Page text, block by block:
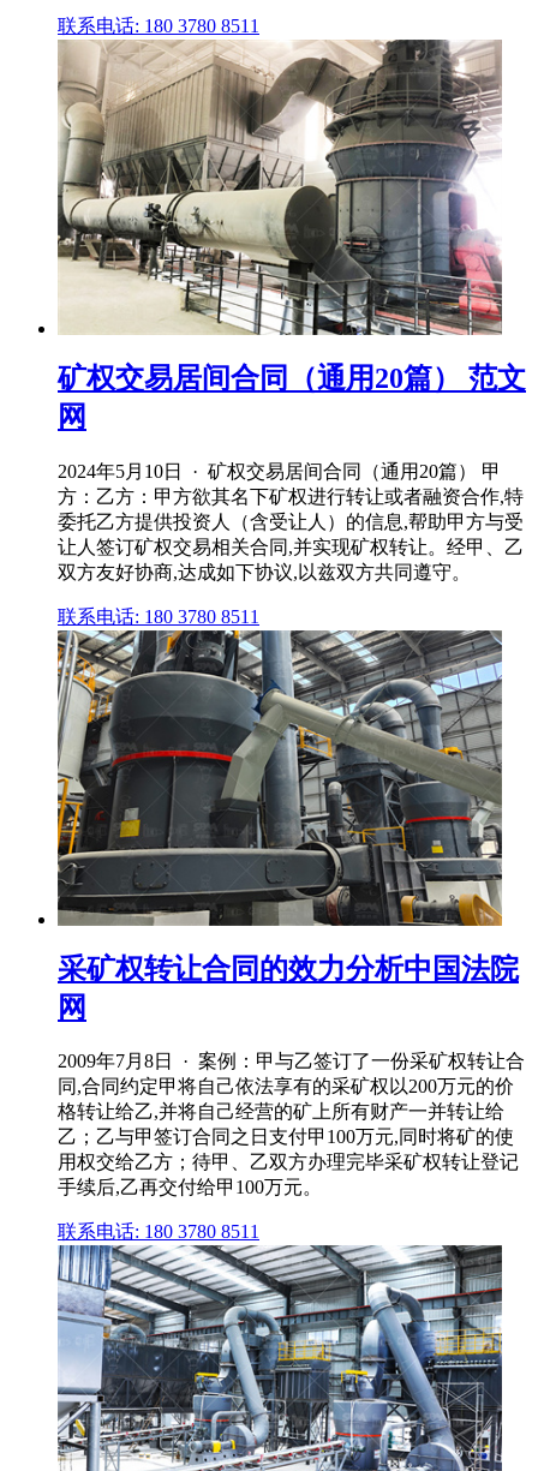
联系电话: 180 3780 8511
矿权交易居间合同（通用20篇） 范文
网
2024年5月10日 · 矿权交易居间合同（通用20篇） 甲
方：乙方：甲方欲其名下矿权进行转让或者融资合作,特
委托乙方提供投资人（含受让人）的信息,帮助甲方与受
让人签订矿权交易相关合同,并实现矿权转让。经甲、乙
双方友好协商,达成如下协议,以兹双方共同遵守。
联系电话: 180 3780 8511
采矿权转让合同的效力分析中国法院
网
2009年7月8日 · 案例：甲与乙签订了一份采矿权转让合
同,合同约定甲将自己依法享有的采矿权以200万元的价
格转让给乙,并将自己经营的矿上所有财产一并转让给
乙；乙与甲签订合同之日支付甲100万元,同时将矿的使
用权交给乙方；待甲、乙双方办理完毕采矿权转让登记
手续后,乙再交付给甲100万元。
联系电话: 180 3780 8511